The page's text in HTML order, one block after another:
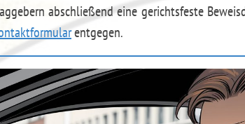
abschließend eine gerichtsfeste
entgegen.